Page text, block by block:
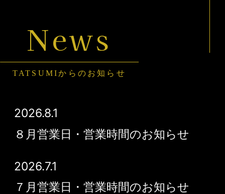
News
TATSUMIからのお知らせ
2026.8.1
８月営業日・営業時間のお知らせ
2026.7.1
７月営業日・営業時間のお知らせ